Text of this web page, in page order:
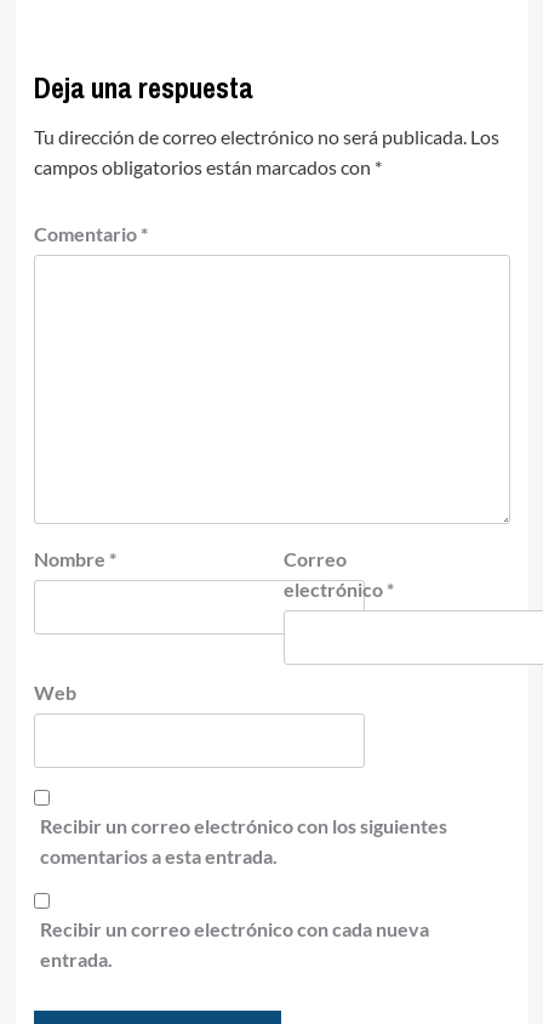
Deja una respuesta
Tu dirección de correo electrónico no será publicada. Los
campos obligatorios están marcados con *
Comentario *
Nombre *
Correo
electrónico *
Web
Recibir un correo electrónico con los siguientes
comentarios a esta entrada.
Recibir un correo electrónico con cada nueva
entrada.